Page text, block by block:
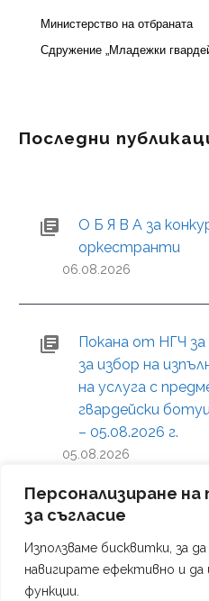
Персонализиране
за съгласие
Използваме бисквитки, за
навигирате ефективно и да
функции.
Министерство на отбраната
Сдружение „Младежки
Последни
О Б Я В А за
оркестранти
06.08.2026
Покана от НГЧ за
за избор на
на услуга с
гвардейски
– 05.08.2026 г.
05.08.2026